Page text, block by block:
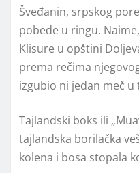
Šveđanin, srpskog
pobede u ringu.
Klisure u opštini
prema rečima
izgubio ni jedan meč u
Tajlandski boks ili
tajlandska borilačka
kolena i bosa stopala